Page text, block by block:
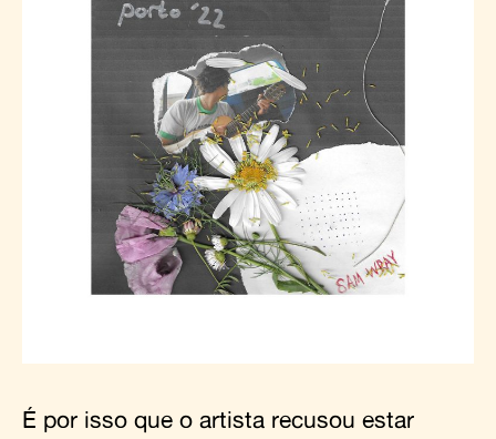
É por isso que o artista recusou estar